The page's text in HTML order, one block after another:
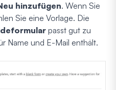
hinzufügen. Wenn Sie
Sie eine Vorlage. Die
passt gut zu
Name und E-Mail enthält.